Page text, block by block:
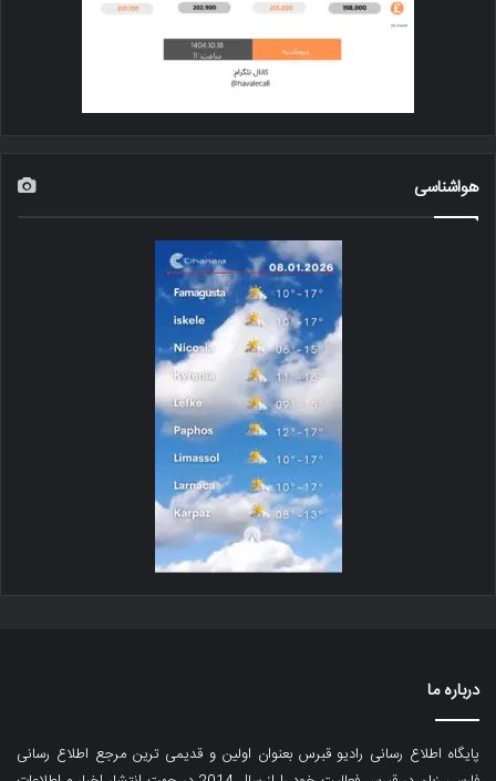
هواشناسی
درباره ما
پایگاه اطلاع رسانی رادیو قبرس بعنوان اولین و قدیمی ترین مرجع اطلاع رسانی